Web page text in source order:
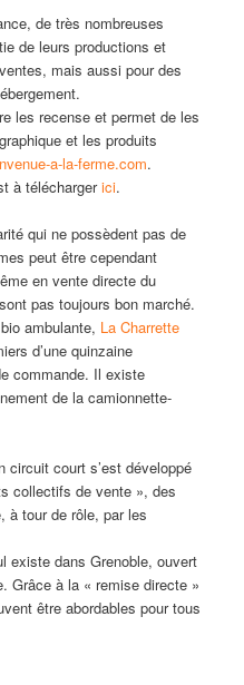
de très nombreuses
de leurs productions et
mais aussi pour des
les recense et permet de les
et les produits
a-la-ferme.com.
à téléchargerici.
qui ne possèdent pas de
peut être cependant
en vente directe du
pas toujours bon marché.
ambulante, La Charrette
d’une quinzaine
commande. Il existe
de la camionnette-
circuit court s’est développé
collectifs de vente », des
à tour de rôle, par les
existe dans Grenoble, ouvert
Grâce à la « remise directe »
être abordables pour tous